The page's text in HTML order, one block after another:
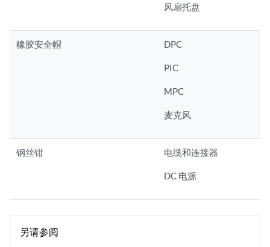
风扇托盘
橡胶安全帽 DPC
PIC
MPC
麦克风
钢丝钳 电缆和连接器
DC 电源
另请参阅